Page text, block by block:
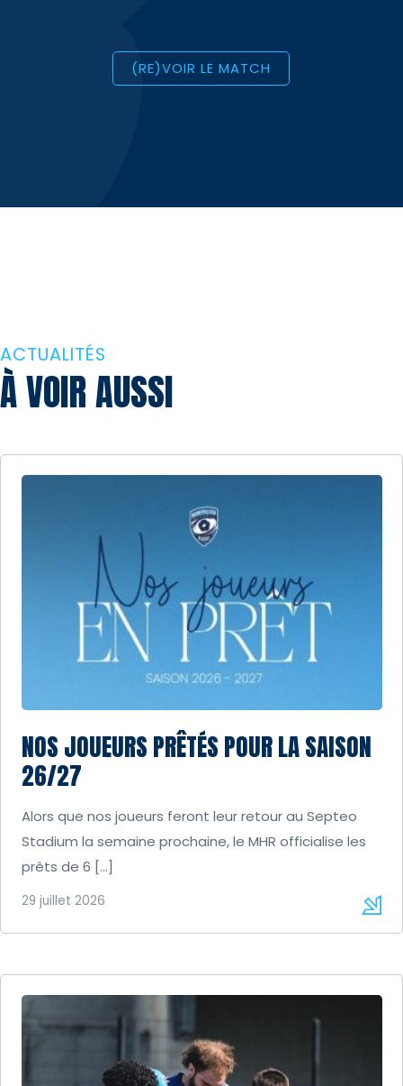
(RE)VOIR LE MATCH
ACTUALITÉS
À VOIR AUSSI
NOS JOUEURS PRÊTÉS POUR LA SAISON
26/27
Alors que nos joueurs feront leur retour au Septeo
Stadium la semaine prochaine, le MHR officialise les
prêts de 6 […]
29 juillet 2026